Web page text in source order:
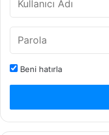
Beni hatırla